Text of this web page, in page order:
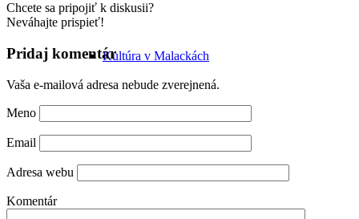
Kultúra v Malackách
Chcete sa pripojiť k diskusii?
Neváhajte prispieť!
Pridaj komentár
Vaša e-mailová adresa nebude zverejnená.
Meno
Email
Adresa webu
Komentár